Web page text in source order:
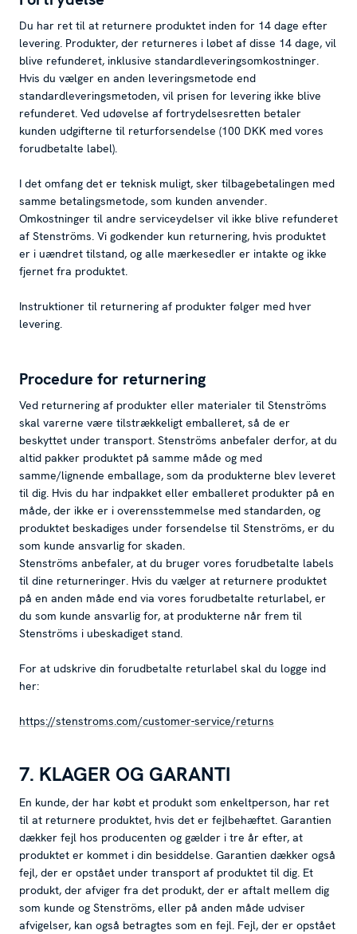
Du har ret til at returnere produktet inden for 14 dage efter
levering. Produkter, der returneres i løbet af disse 14 dage, vil
blive refunderet, inklusive standardleveringsomkostninger.
Hvis du vælger en anden leveringsmetode end
standardleveringsmetoden, vil prisen for levering ikke blive
refunderet. Ved udøvelse af fortrydelsesretten betaler
kunden udgifterne til returforsendelse (100 DKK med vores
forudbetalte label).
I det omfang det er teknisk muligt, sker tilbagebetalingen med
samme betalingsmetode, som kunden anvender.
Omkostninger til andre serviceydelser vil ikke blive refunderet
af Stenströms. Vi godkender kun returnering, hvis produktet
er i uændret tilstand, og alle mærkesedler er intakte og ikke
fjernet fra produktet.
Instruktioner til returnering af produkter følger med hver
levering.
Procedure for returnering
Ved returnering af produkter eller materialer til Stenströms
skal varerne være tilstrækkeligt emballeret, så de er
beskyttet under transport. Stenströms anbefaler derfor, at du
altid pakker produktet på samme måde og med
samme/lignende emballage, som da produkterne blev leveret
til dig. Hvis du har indpakket eller emballeret produkter på en
måde, der ikke er i overensstemmelse med standarden, og
produktet beskadiges under forsendelse til Stenströms, er du
som kunde ansvarlig for skaden.
Stenströms anbefaler, at du bruger vores forudbetalte labels
til dine returneringer. Hvis du vælger at returnere produktet
på en anden måde end via vores forudbetalte returlabel, er
du som kunde ansvarlig for, at produkterne når frem til
Stenströms i ubeskadiget stand.
For at udskrive din forudbetalte returlabel skal du logge ind
her:
https://stenstroms.com/customer-service/returns
7. KLAGER OG GARANTI
En kunde, der har købt et produkt som enkeltperson, har ret
til at returnere produktet, hvis det er fejlbehæftet. Garantien
dækker fejl hos producenten og gælder i tre år efter, at
produktet er kommet i din besiddelse. Garantien dækker også
fejl, der er opstået under transport af produktet til dig. Et
produkt, der afviger fra det produkt, der er aftalt mellem dig
som kunde og Stenströms, eller på anden måde udviser
afvigelser, kan også betragtes som en fejl. Fejl, der er opstået